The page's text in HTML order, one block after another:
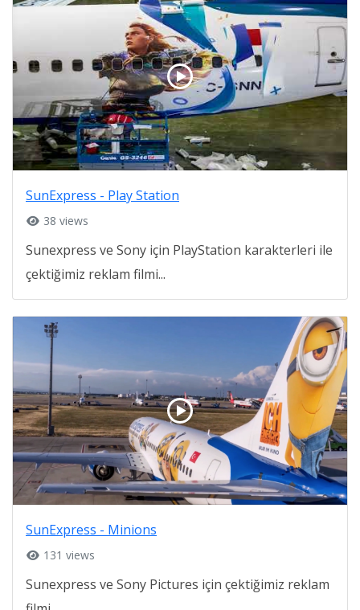
SunExpress - Play Station
38 views
Sunexpress ve Sony için PlayStation karakterleri ile
çektiğimiz reklam filmi...
SunExpress - Minions
131 views
Sunexpress ve Sony Pictures için çektiğimiz reklam